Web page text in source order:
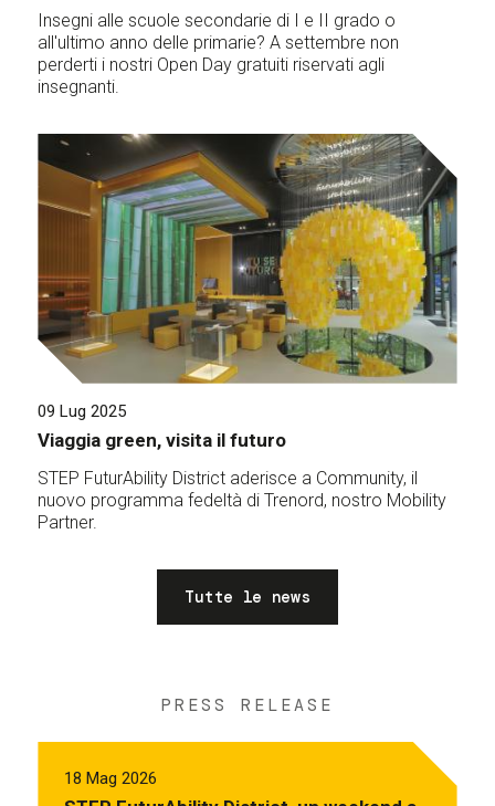
Insegni alle scuole secondarie di I e II grado o
all'ultimo anno delle primarie? A settembre non
perderti i nostri Open Day gratuiti riservati agli
insegnanti.
09 Lug 2025
Viaggia green, visita il futuro
STEP FuturAbility District aderisce a Community, il
nuovo programma fedeltà di Trenord, nostro Mobility
Partner.
Tutte le news
PRESS RELEASE
18 Mag 2026